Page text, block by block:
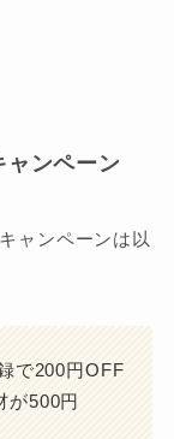
ャンペーン
ャンペーンは以
で200円OFF
が500円